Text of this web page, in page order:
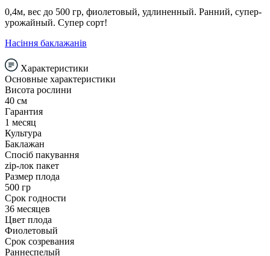
0,4м, вес до 500 гр, фиолетовый, удлиненный. Ранний, супер-
урожайный. Супер сорт!
Насіння баклажанів
Характеристики
Основные характеристики
Висота рослини
40 см
Гарантия
1 месяц
Культура
Баклажан
Спосіб пакування
zip-лок пакет
Размер плода
500 гр
Срок годности
36 месяцев
Цвет плода
Фиолетовый
Срок созревания
Раннеспелый